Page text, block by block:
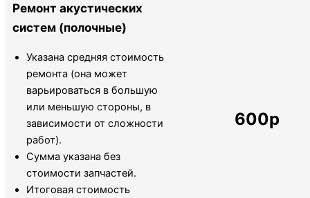
Ремонт акустических
систем (полочные)
Указана средняя стоимость
ремонта (она может
варьироваться в большую
или меньшую стороны, в
зависимости от сложности
работ).
Сумма указана без
стоимости запчастей.
Итоговая стоимость
600р